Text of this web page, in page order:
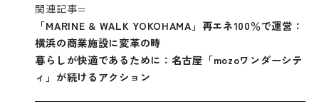
関連記事=
「MARINE & WALK YOKOHAMA」再エネ100％で運営：
横浜の商業施設に変革の時
暮らしが快適であるために：名古屋「mozoワンダーシテ
ィ」が続けるアクション